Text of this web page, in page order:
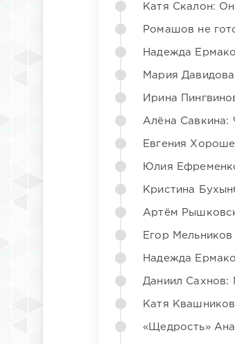
Катя Скалон:
Ромашов не
Надежда
Мария
Ирина
Алёна Савкина:
Евгения
Юлия
Кристина
Артём
Егор
Надежда
Даниил Сахнов:
Катя
«Щедрость»